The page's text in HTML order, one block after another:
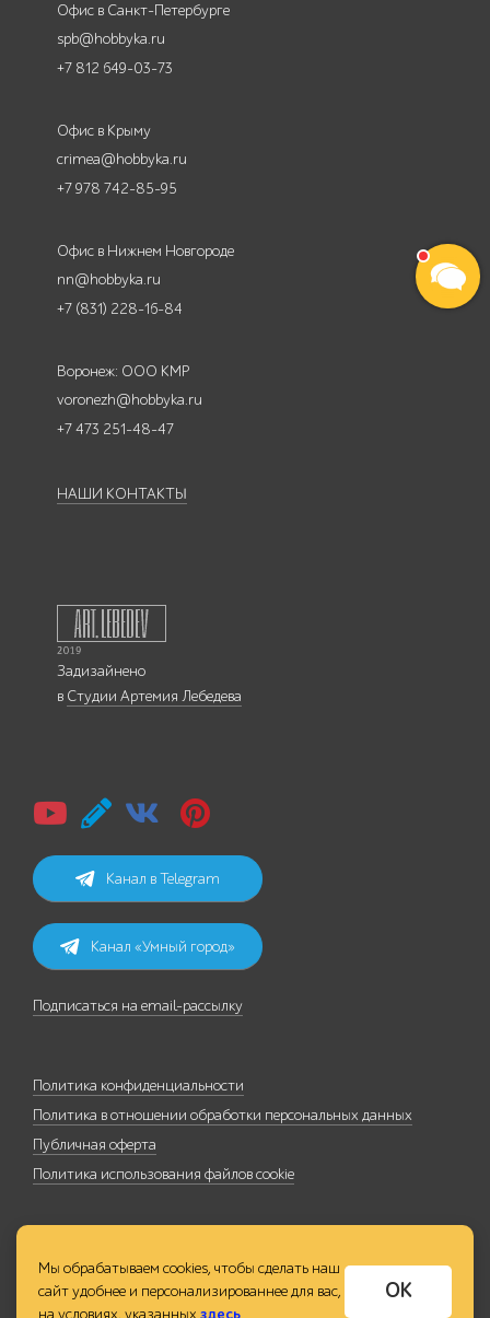
Офис в Санкт-Петербурге
spb@hobbyka.ru
+7 812 649-03-73
Офис в Крыму
crimea@hobbyka.ru
+7 978 742-85-95
Офис в Нижнем Новгороде
nn@hobbyka.ru
+7 (831) 228-16-84
Воронеж: ООО КМР
voronezh@hobbyka.ru
+7 473 251-48-47
НАШИ КОНТАКТЫ
Задизайнено
в Студии Артемия Лебедева
Канал в Telegram
Канал «Умный город»
Подписаться на email-рассылку
Политика конфиденциальности
Политика в отношении обработки персональных данных
Публичная оферта
Политика использования файлов cookie
Мы обрабатываем cookies, чтобы сделать наш
сайт удобнее и персонализированнее для вас,
на условиях, указанных здесь
ОК